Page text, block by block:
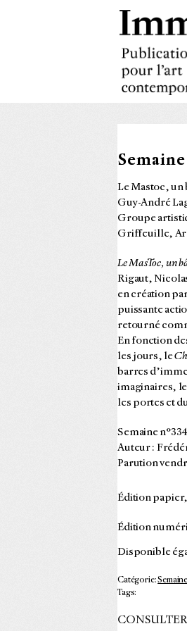
Le Mastoc, un
Guy-André
Groupe
Griffeuille,
Le MasToc, un
Rigaut,
en création
puissante
retourné
En fonction
les jours, le
barres
imaginaires,
les portes et
Semaine
Auteur :
Parution
Édition papier,
Édition
Disponible
Catégorie:Semaine
Tags: